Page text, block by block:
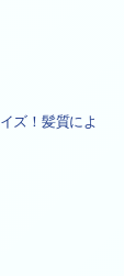
ズ！髪質によ